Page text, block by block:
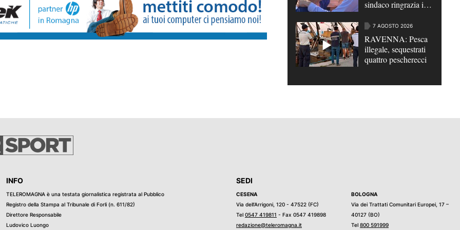
emesso
Interpol.
stata
per la
attraverso il
delle
di stabilire
tra
sessuali
materiale
sindaco ringrazia i
7 AGOSTO 2026
RAVENNA: Pesca
illegale, sequestrati
quattro pescherecci
INFO
TELEROMAGNA è una testata giornalistica registrata al Pubblico
Registro della Stampa al Tribunale di Forli (n. 611/82)
Direttore Responsabile
Ludovico Luongo
SEDI
CESENA
Via dell’Arrigoni, 120 - 47522 (FC)
Tel 0547 419811 - Fax 0547 419898
redazione@teleromagna.it
BOLOGNA
Via dei Trattati Comunitari Europei, 17 –
40127 (BO)
Tel 800 591999